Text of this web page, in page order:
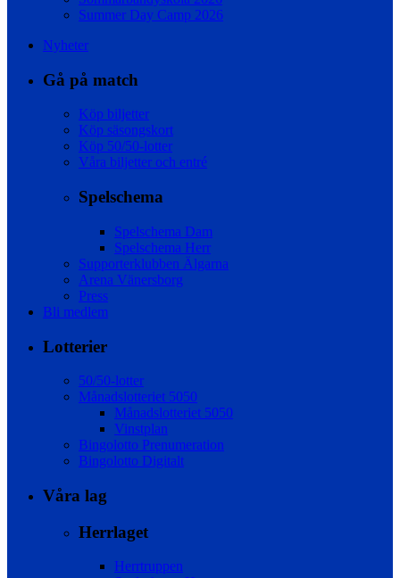
Summer Day Camp 2026
Nyheter
Gå på match
Köp biljetter
Köp säsongskort
Köp 50/50-lotter
Våra biljetter och entré
Spelschema
Spelschema Dam
Spelschema Herr
Supporterklubben Älgarna
Arena Vänersborg
Press
Bli medlem
Lotterier
50/50-lotter
Månadslotteriet 5050
Månadslotteriet 5050
Vinstplan
Bingolotto Prenumeration
Bingolotto Digitalt
Våra lag
Herrlaget
Herrtruppen